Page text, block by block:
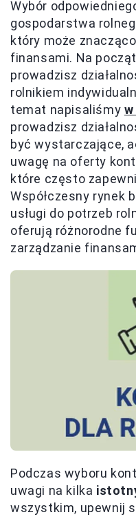
Wybór
gospodarstwa
który może
finansami. Na
prowadzisz
rolnikiem
temat napisaliśmy
prowadzisz
być wystarczające,
uwagę na oferty
które często
Współczesny rynek
usługi do potrzeb
oferują różnorodne
zarządzanie
Podczas wyboru
uwagi na kilka
wszystkim, upewnij